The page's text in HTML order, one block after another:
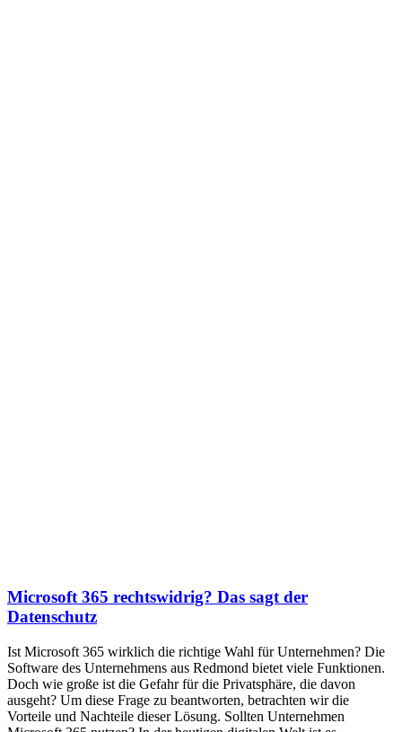
Microsoft 365 rechtswidrig? Das sagt der
Datenschutz
Ist Microsoft 365 wirklich die richtige Wahl für Unternehmen? Die
Software des Unternehmens aus Redmond bietet viele Funktionen.
Doch wie große ist die Gefahr für die Privatsphäre, die davon
ausgeht? Um diese Frage zu beantworten, betrachten wir die
Vorteile und Nachteile dieser Lösung. Sollten Unternehmen